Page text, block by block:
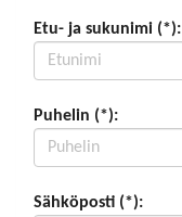
Etu- ja sukunimi (*):
Puhelin (*):
Sähköposti (*):